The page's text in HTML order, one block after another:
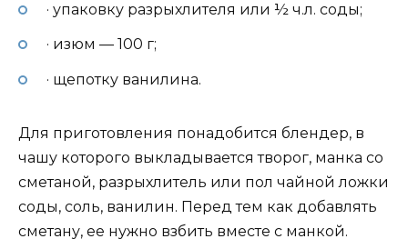
· упаковку разрыхлителя или ½ ч.л. соды;
· изюм — 100 г;
· щепотку ванилина.
Для приготовления понадобится блендер, в
чашу которого выкладывается творог, манка со
сметаной, разрыхлитель или пол чайной ложки
соды, соль, ванилин. Перед тем как добавлять
сметану, ее нужно взбить вместе с манкой.